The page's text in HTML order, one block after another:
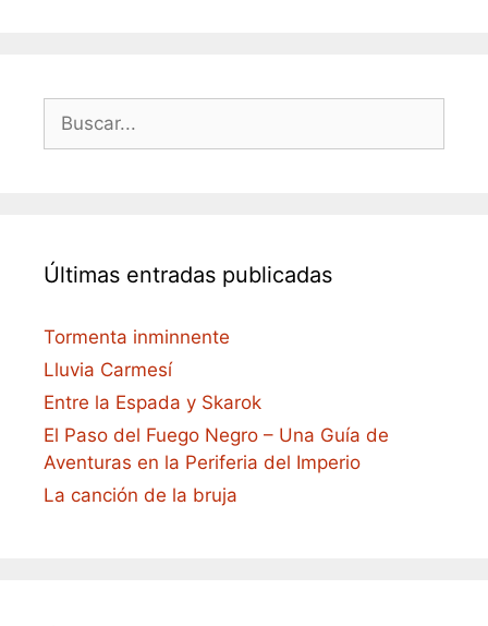
Buscar:
Últimas entradas publicadas
Tormenta inminnente
Lluvia Carmesí
Entre la Espada y Skarok
El Paso del Fuego Negro – Una Guía de
Aventuras en la Periferia del Imperio
La canción de la bruja